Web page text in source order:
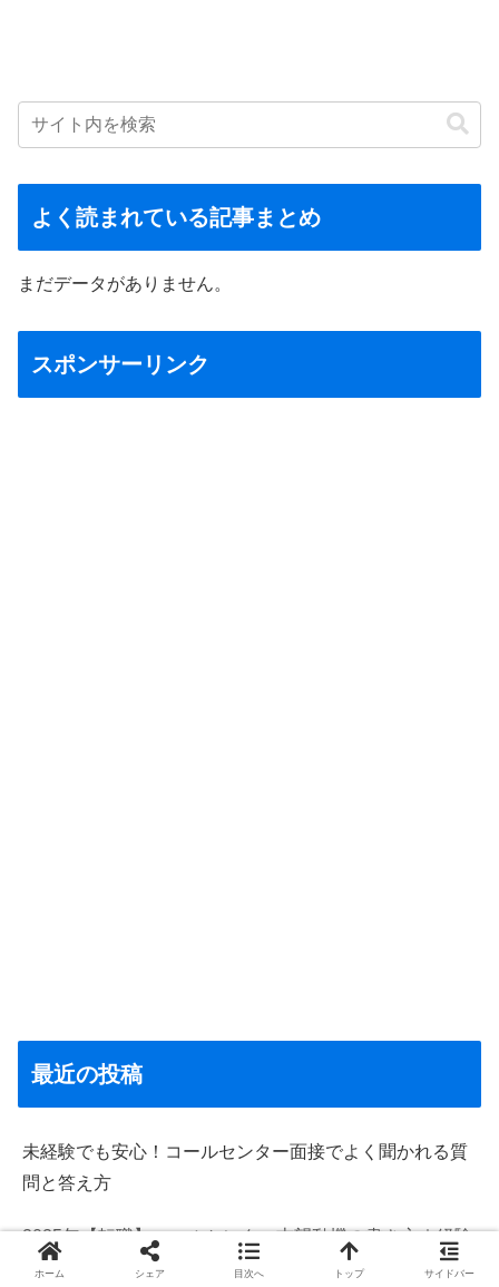
よく読まれている記事まとめ
まだデータがありません。
スポンサーリンク
最近の投稿
未経験でも安心！コールセンター面接でよく聞かれる質
問と答え方
2025年【転職】コールセンター志望動機の書き方｜経験
者・未経験者別＋最新トレンド対応
ホーム シェア 目次へ トップ サイドバー